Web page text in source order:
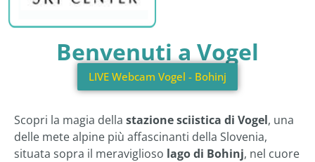
Benvenuti a Vogel
LIVE Webcam Vogel - Bohinj
Scopri la magia della stazione sciistica di Vogel, una
delle mete alpine più affascinanti della Slovenia,
situata sopra il meraviglioso lago di Bohinj, nel cuore